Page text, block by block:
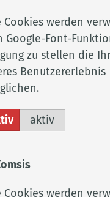
Cookies werden
Google-Font-
zu stellen die
Benutzererlebnis
aktiv
Cookies werden